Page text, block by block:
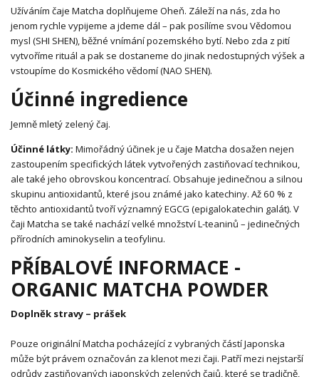
Užíváním čaje Matcha doplňujeme Oheň. Záleží na nás, zda ho
jenom rychle vypijeme a jdeme dál – pak posílíme svou Vědomou
mysl (SHI SHEN), běžné vnímání pozemského bytí. Nebo zda z pití
vytvoříme rituál a pak se dostaneme do jinak nedostupných výšek a
vstoupíme do Kosmického vědomí (NAO SHEN).
Účinné ingredience
Jemně mletý zelený čaj.
Účinné látky: Mimořádný účinek je u čaje Matcha dosažen nejen
zastoupením specifických látek vytvořených zastiňovací technikou,
ale také jeho obrovskou koncentrací. Obsahuje jedinečnou a silnou
skupinu antioxidantů, které jsou známé jako katechiny. Až 60 % z
těchto antioxidantů tvoří významný EGCG (epigalokatechin galát). V
čaji Matcha se také nachází velké množství L-teaninů – jedinečných
přírodních aminokyselin a teofylinu.
PŘÍBALOVÉ INFORMACE -
ORGANIC MATCHA POWDER
Doplněk stravy – prášek
Pouze originální Matcha pocházející z vybraných částí Japonska
může být právem označován za klenot mezi čaji. Patří mezi nejstarší
odrůdy zastiňovaných japonských zelených čajů, které se tradičně,